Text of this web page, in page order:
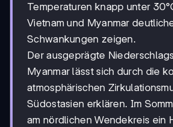
Temperaturen knapp unter
Vietnam und Myanmar
Schwankungen zeigen.
Der ausgeprägte
Myanmar lässt sich durch die
atmosphärischen
Südostasien erklären. Im
am nördlichen Wendekreis ein